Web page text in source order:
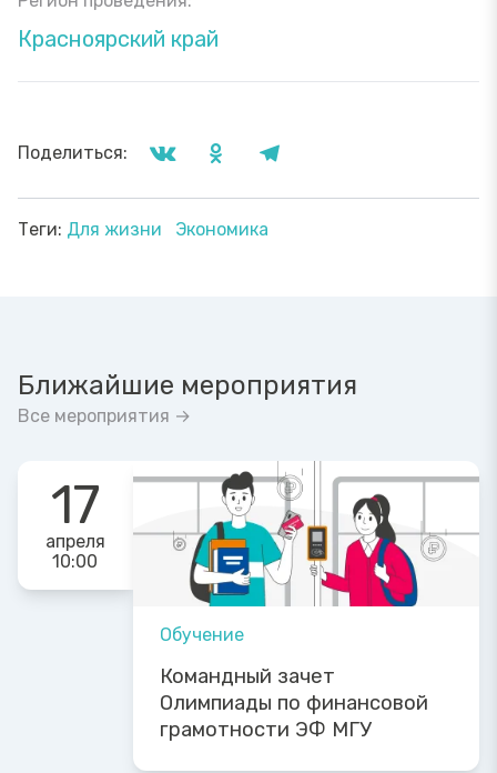
Красноярский край
Поделиться:
Теги: Для жизни Экономика
Ближайшие мероприятия
Все мероприятия →
17
апреля
10:00
Обучение
Командный зачет
Олимпиады по финансовой
грамотности ЭФ МГУ